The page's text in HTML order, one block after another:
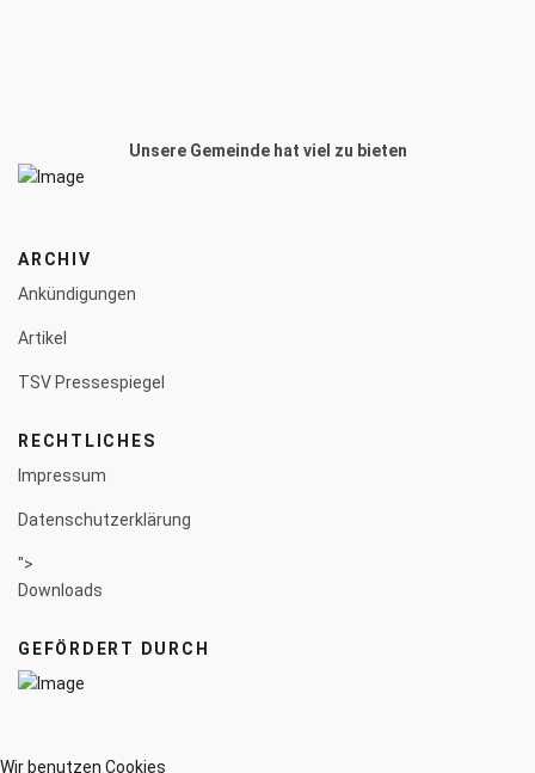
Unsere Gemeinde hat viel zu bieten
ARCHIV
Ankündigungen
Artikel
TSV Pressespiegel
RECHTLICHES
Impressum
Datenschutzerklärung
">
Downloads
GEFÖRDERT DURCH
Wir benutzen Cookies